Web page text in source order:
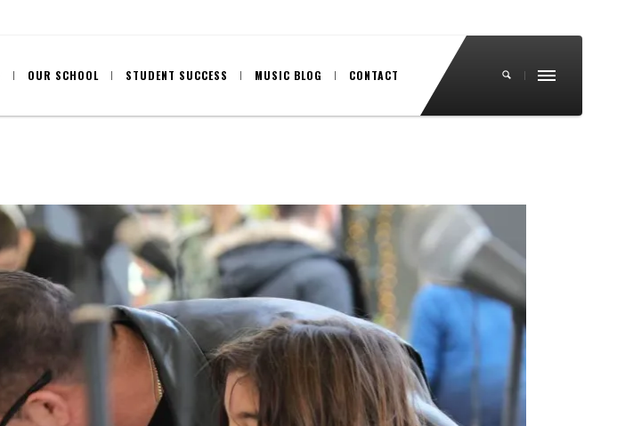
OUR SCHOOL STUDENT SUCCESS MUSIC BLOG CONTACT